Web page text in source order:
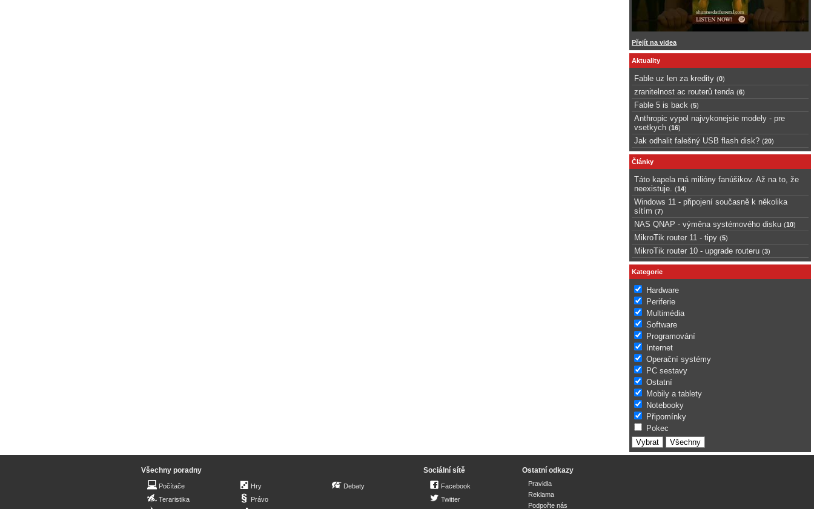
Přejít na videa
Aktuality
Fable uz len za kredity (0)
zranitelnost ac routerů tenda (6)
Fable 5 is back (5)
Anthropic vypol najvykonejsie modely - pre
vsetkych (16)
Jak odhalit falešný USB flash disk? (20)
Články
Táto kapela má milióny fanúšikov. Až na to, že
neexistuje.
(14)
Windows 11 - připojení současně k několika
sítím (7)
NAS QNAP - výměna systémového disku (10)
MikroTik router 11 - tipy (5)
MikroTik router 10 - upgrade routeru (3)
Kategorie
Hardware
Periferie
Multimédia
Software
Programování
Internet
Operační systémy
PC sestavy
Ostatní
Mobily a tablety
Notebooky
Připomínky
Pokec
Všechny poradny
Počítače
Teraristika
Hry
Právo
Debaty
Sociální sítě
Facebook
Twitter
Ostatní odkazy
Pravidla
Reklama
Podpořte nás